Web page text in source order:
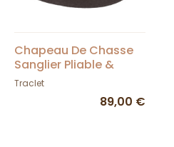
Chapeau De Chasse
Sanglier Pliable &
Imperméable Marron -
Traclet
89,00 €